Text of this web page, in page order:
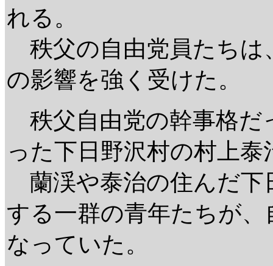
れる。
秩父の自由党員たちは
の影響を強く受けた。
秩父自由党の幹事格だ
った下日野沢村の村上泰
蘭渓や泰治の住んだ下
する一群の青年たちが
なっていた。